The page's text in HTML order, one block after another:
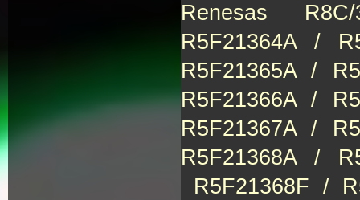
Renesas
R5F21364A /
R5F21365A /
R5F21366A /
R5F21367A /
R5F21368A /
R5F21368F /